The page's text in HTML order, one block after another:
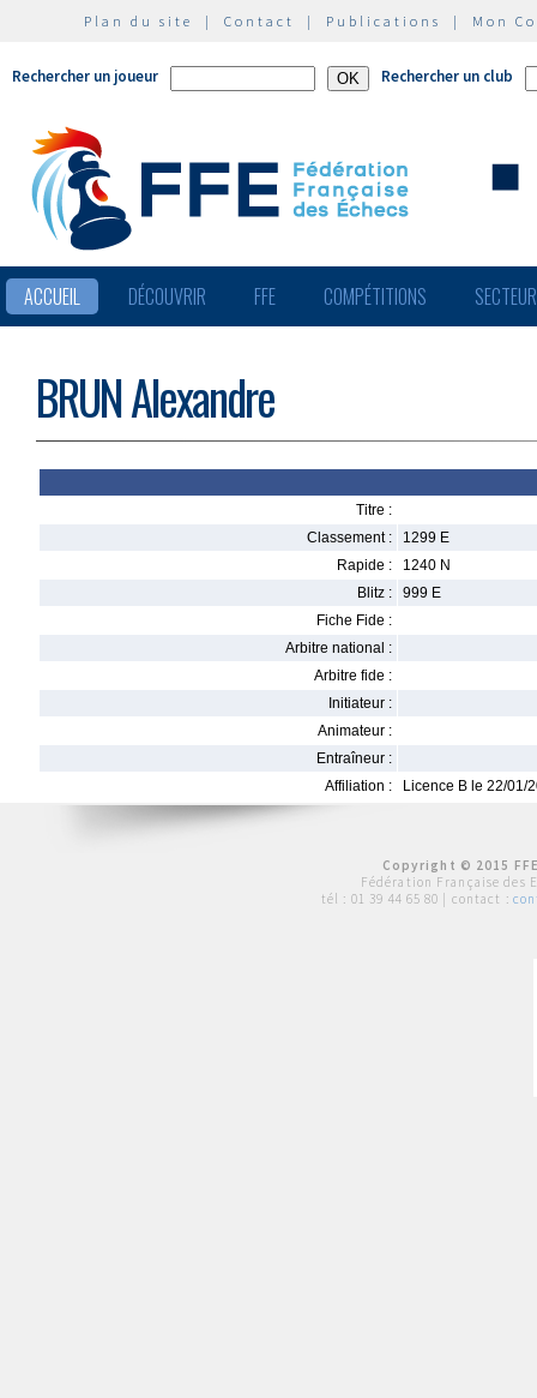
Plan du site | Contact | Publications | Mon
Rechercher un joueur Rechercher un club
ACCUEIL DÉCOUVRIR FFE COMPÉTITIONS
BRUN Alexandre
Titre :
Classement :
1299 E
Rapide :
1240 N
Blitz :
999 E
Fiche Fide :
Arbitre national :
Arbitre fide :
Initiateur :
Animateur :
Entraîneur :
Affiliation :
Licence B le 22/01/
Copyright © 2015
Fédération Française des
tél : 01 39 44 65 80 | contact :